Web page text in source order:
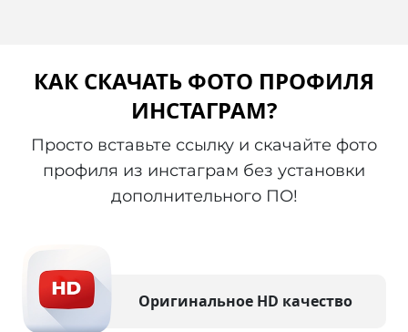
КАК СКАЧАТЬ ФОТО ПРОФИЛЯ
ИНСТАГРАМ?
Просто вставьте ссылку и скачайте фото
профиля из инстаграм без установки
дополнительного ПО!
Оригинальное HD качество